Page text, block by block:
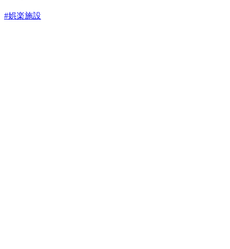
#娯楽施設